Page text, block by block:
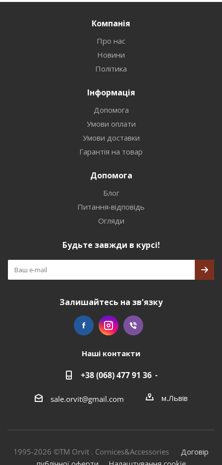
Компанія
Про нас
Новини
Політика
Інформація
Допомога
Умови оплати
Умови доставки
Гарантія на товар
Допомога
Блог
Питання-відповідь
Огляди
Будьте завжди в курсі!
Залишайтесь на зв'язку
Наші контакти
+38 (068) 477 91 36
sale.orvit@gmail.com м.Львів
1995-2026 ©TM Orvit . Cornices&Accessories Договір